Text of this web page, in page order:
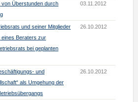
von Überstunden durch
03.11.2012
und seiner Mitglieder
eines Beraters zur
bei geplanten
26.10.2012
und
als Umgehung der
26.10.2012